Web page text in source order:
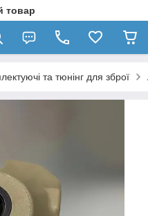
товар
та тюнінг для зброї